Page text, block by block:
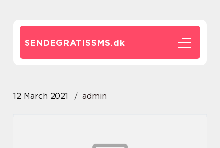
SENDEGRATISSMS.dk
12 March 2021 admin